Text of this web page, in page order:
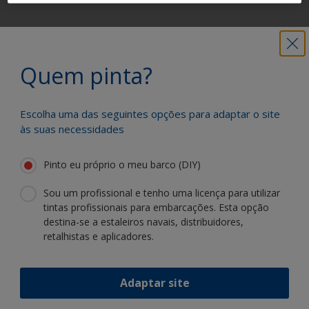
Quem pinta?
Escolha uma das seguintes opções para adaptar o site
às suas necessidades
Pinto eu próprio o meu barco (DIY)
Sou um profissional e tenho uma licença para utilizar
tintas profissionais para embarcações. Esta opção
destina-se a estaleiros navais, distribuidores,
retalhistas e aplicadores.
Adaptar site
Obtenha todo o apoio de que necessita
Beneficie da nossa inovação contínua e
especialização científica
Siga a International: